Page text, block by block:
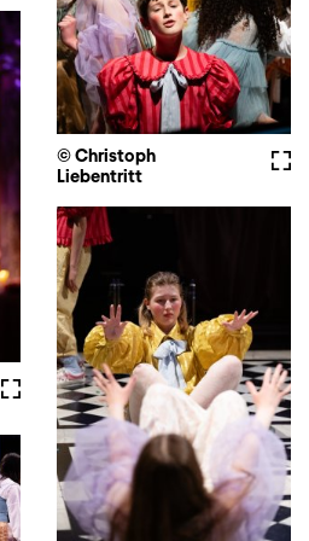
© Christoph
Liebentritt
Vollbild